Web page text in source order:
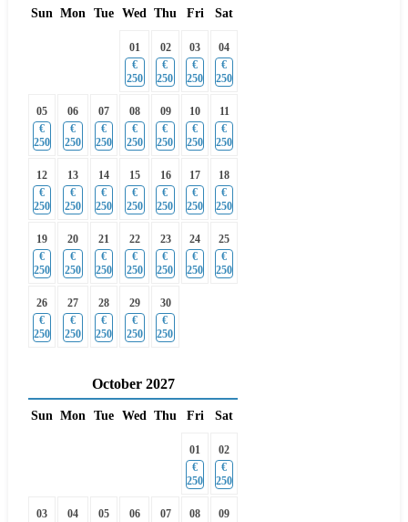
Sun Mon Tue Wed Thu Fri Sat
01
€
250
02
€
250
03
€
250
04
€
250
05
€
250
06
€
250
07
€
250
08
€
250
09
€
250
10
€
250
11
€
250
12
€
250
13
€
250
14
€
250
15
€
250
16
€
250
17
€
250
18
€
250
19
€
250
20
€
250
21
€
250
22
€
250
23
€
250
24
€
250
25
€
250
26
€
250
27
€
250
28
€
250
29
€
250
30
€
250
October 2027
Sun Mon Tue Wed Thu Fri Sat
01
€
250
02
€
250
03
04
05
06
07
08
09